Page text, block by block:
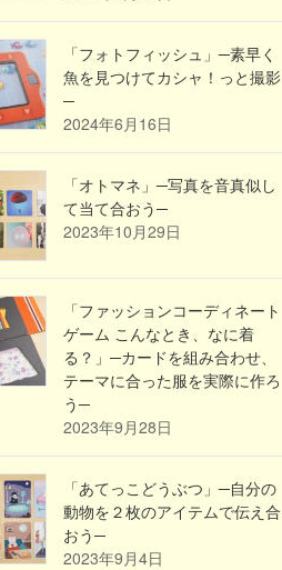
「フォトフィッシュ」─素早く
魚を見つけてカシャ！っと撮影
─
2024年6月16日
「オトマネ」─写真を音真似し
て当て合おう─
2023年10月29日
「ファッションコーディネート
ゲーム こんなとき、なに着
る？」─カードを組み合わせ、
テーマに合った服を実際に作ろ
う─
2023年9月28日
「あてっこどうぶつ」─自分の
動物を２枚のアイテムで伝え合
おう─
2023年9月4日